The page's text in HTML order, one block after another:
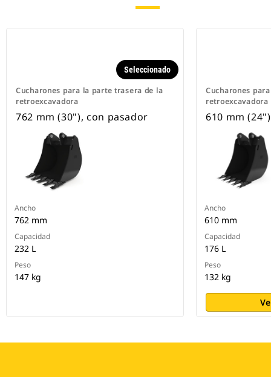
Cucharones para la parte trasera de la
retroexcavadora
Seleccionado
762 mm (30"), con pasador
Ancho
762 mm
Capacidad
232 L
Peso
147 kg
Cucharones
retroexcavadora
610 mm
Ancho
610 mm
Capacidad
176 L
Peso
132 kg